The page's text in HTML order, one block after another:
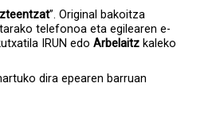
”. Original bakoitza
telefonoa eta egilearen e-
IRUN edo Arbelaitz kaleko
dira epearen barruan